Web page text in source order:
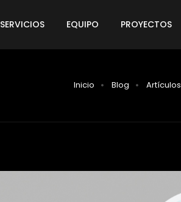
SERVICIOS EQUIPO PROYECTOS
Inicio Blog Artículos